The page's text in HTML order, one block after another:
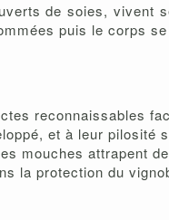
de soies, vivent
puis le corps
reconnaissables
et à leur
mouches attrapent
la protection du